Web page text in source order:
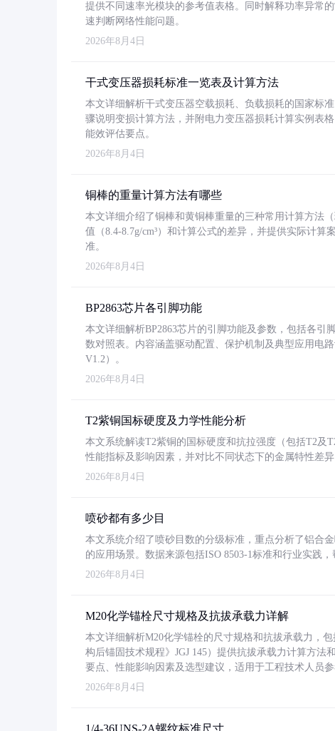
提供不同速率光模块的参考值表格。同时解释功率异常
速判断网络性能问题。
2026年8月4日
干式变压器损耗标准一览表及计算方法
本文详细解析干式变压器空载损耗、负载损耗的国家标
骤说明变损计算方法，并附电力变压器损耗计算实例表
能效评估要点。
2026年8月4日
铜棒的重量计算方法有哪些
本文详细介绍了铜棒和黄铜棒重量的三种常用计算方法
值（8.4-8.7g/cm³）和计算公式的差异，并提供实际计
准。
2026年8月4日
BP2863芯片各引脚功能
本文详细解析BP2863芯片的引脚功能及参数，包括各
数对照表。内容涵盖驱动配置、保护机制及典型应用电
V1.2）。
2026年8月4日
T2紫铜国标硬度及力学性能分析
本文系统解读T2紫铜的国标硬度和抗拉强度（包括T2及
性能指标及影响因素，并对比不同状态下的金属特性差异
2026年8月4日
喷砂都有多少目
本文系统介绍了喷砂目数的分级标准，重点分析了铝合
的应用场景。数据来源包括ISO 8503-1标准和行业实践
2026年8月4日
M20化学锚栓尺寸规格及抗拔承载力详解
本文详细解析M20化学锚栓的尺寸规格和抗拔承载力，
构后锚固技术规程》JGJ 145）提供抗拔承载力计算方法
要点、性能影响因素及选型建议，适用于工程技术人员参
2026年8月4日
1/4-36UNS-2A螺纹标准尺寸